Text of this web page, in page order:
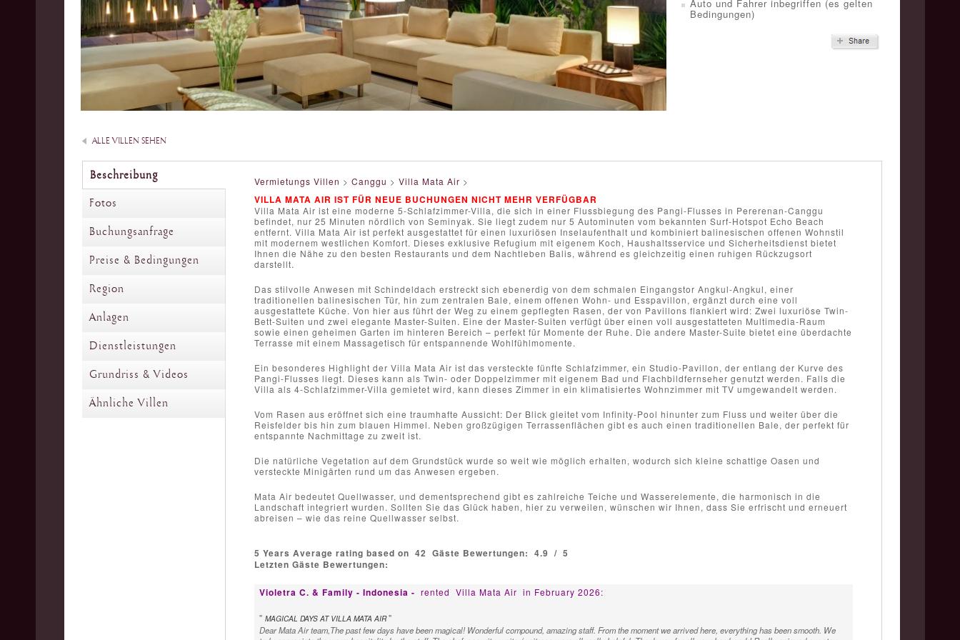
Auto und Fahrer inbegriffen (es gelten
Bedingungen)
ALLE VILLEN SEHEN
Beschreibung
Fotos
Buchungsanfrage
Preise & Bedingungen
Region
Anlagen
Dienstleistungen
Grundriss & Videos
Ähnliche Villen
Vermietungs Villen > Canggu > Villa Mata Air >
VILLA MATA AIR IST FÜR NEUE BUCHUNGEN NICHT MEHR VERFÜGBAR
Villa Mata Air ist eine moderne 5-Schlafzimmer-Villa, die sich in einer Flussbiegung des Pangi-Flusses in Pererenan-Canggu
befindet, nur 25 Minuten nördlich von Seminyak. Sie liegt zudem nur 5 Autominuten vom bekannten Surf-Hotspot Echo Beach
entfernt. Villa Mata Air ist perfekt ausgestattet für einen luxuriösen Inselaufenthalt und kombiniert balinesischen offenen Wohnstil
mit modernem westlichen Komfort. Dieses exklusive Refugium mit eigenem Koch, Haushaltsservice und Sicherheitsdienst bietet
Ihnen die Nähe zu den besten Restaurants und dem Nachtleben Balis, während es gleichzeitig einen ruhigen Rückzugsort
darstellt.
Das stilvolle Anwesen mit Schindeldach erstreckt sich ebenerdig von dem schmalen Eingangstor Angkul-Angkul, einer
traditionellen balinesischen Tür, hin zum zentralen Bale, einem offenen Wohn- und Esspavillon, ergänzt durch eine voll
ausgestattete Küche. Von hier aus führt der Weg zu einem gepflegten Rasen, der von Pavillons flankiert wird: Zwei luxuriöse Twin-
Bett-Suiten und zwei elegante Master-Suiten. Eine der Master-Suiten verfügt über einen voll ausgestatteten Multimedia-Raum
sowie einen geheimen Garten im hinteren Bereich – perfekt für Momente der Ruhe. Die andere Master-Suite bietet eine überdachte
Terrasse mit einem Massagetisch für entspannende Wohlfühlmomente.
Ein besonderes Highlight der Villa Mata Air ist das versteckte fünfte Schlafzimmer, ein Studio-Pavillon, der entlang der Kurve des
Pangi-Flusses liegt. Dieses kann als Twin- oder Doppelzimmer mit eigenem Bad und Flachbildfernseher genutzt werden. Falls die
Villa als 4-Schlafzimmer-Villa gemietet wird, kann dieses Zimmer in ein klimatisiertes Wohnzimmer mit TV umgewandelt werden.
Vom Rasen aus eröffnet sich eine traumhafte Aussicht: Der Blick gleitet vom Infinity-Pool hinunter zum Fluss und weiter über die
Reisfelder bis hin zum blauen Himmel. Neben großzügigen Terrassenflächen gibt es auch einen traditionellen Bale, der perfekt für
entspannte Nachmittage zu zweit ist.
Die natürliche Vegetation auf dem Grundstück wurde so weit wie möglich erhalten, wodurch sich kleine schattige Oasen und
versteckte Minigärten rund um das Anwesen ergeben.
Mata Air bedeutet Quellwasser, und dementsprechend gibt es zahlreiche Teiche und Wasserelemente, die harmonisch in die
Landschaft integriert wurden. Sollten Sie das Glück haben, hier zu verweilen, wünschen wir Ihnen, dass Sie erfrischt und erneuert
abreisen – wie das reine Quellwasser selbst.
5 Years Average rating based on 42 Gäste Bewertungen: 4.9 / 5
Letzten Gäste Bewertungen:
Violetra C. & Family - Indonesia - rented Villa Mata Air in February 2026:
" MAGICAL DAYS AT VILLA MATA AIR"
Dear Mata Air team,The past few days have been magical! Wonderful compound, amazing staff. From the moment we arrived here, everything has been smooth. We